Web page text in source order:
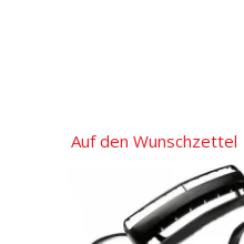
Auf den Wunschzettel